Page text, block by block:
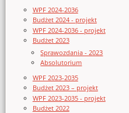
WPF 2024-2036
Budżet 2024 - projekt
WPF 2024-2036 - projekt
Budżet 2023
Sprawozdania - 2023
Absolutorium
WPF 2023-2035
Budżet 2023 – projekt
WPF 2023-2035 - projekt
Budżet 2022